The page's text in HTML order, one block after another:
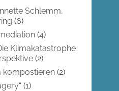
Schlemm,
(6)
(4)
Klimakatastrophe
(2)
kompostieren(2)
(1)